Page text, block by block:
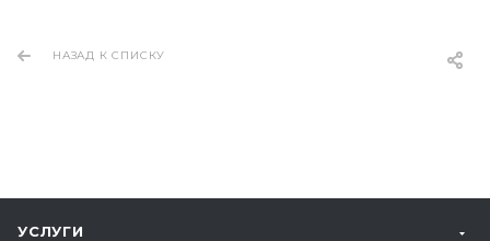
НАЗАД К СПИСКУ
УСЛУГИ